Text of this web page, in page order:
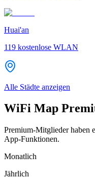
Huai'an
119 kostenlose WLAN
Alle Städte anzeigen
WiFi Map
Premium-Mitglieder haben
App-Funktionen.
Monatlich
Jährlich